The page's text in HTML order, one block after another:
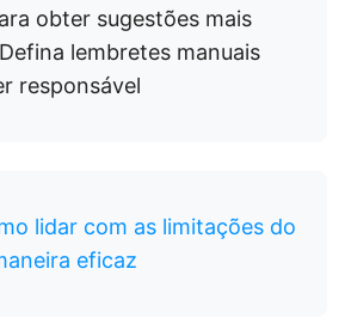
obter sugestões mais
lembretes manuais
responsável
lidar com as limitações do
eficaz